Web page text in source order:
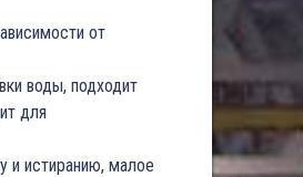
от
воды, подходит
для
и истиранию, малое